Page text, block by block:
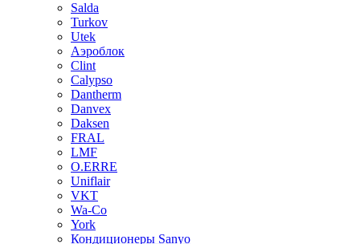
Salda
Turkov
Utek
Аэроблок
Clint
Calypso
Dantherm
Danvex
Daksen
FRAL
LMF
O.ERRE
Uniflair
VKT
Wa-Co
York
Кондиционеры Sanyo